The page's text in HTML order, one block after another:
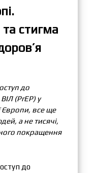
стигма
до
(PrEP) у
Європи, все ще
а не тисячі,
покращення
до